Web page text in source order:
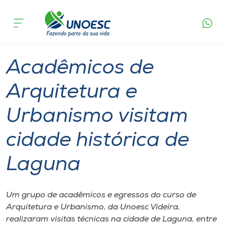
Cursos
Pesquisa
Atendimento ao Estudante
Portal de Ensino
Internacionalização
acontece
Acadêmicos de
Arquitetura e
Urbanismo visitam
cidade histórica de
Laguna
Um grupo de acadêmicos e egressos do curso de
Arquitetura e Urbanismo, da Unoesc Videira,
realizaram visitas técnicas na cidade de Laguna, entre